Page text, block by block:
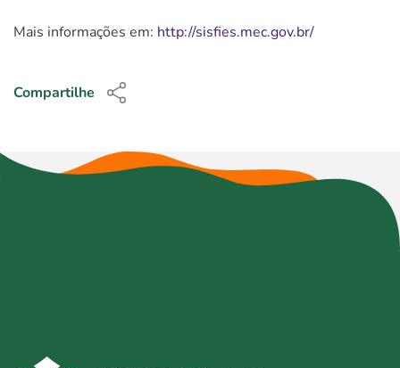
Mais informações em: http://sisfies.mec.gov.br/
Compartilhe